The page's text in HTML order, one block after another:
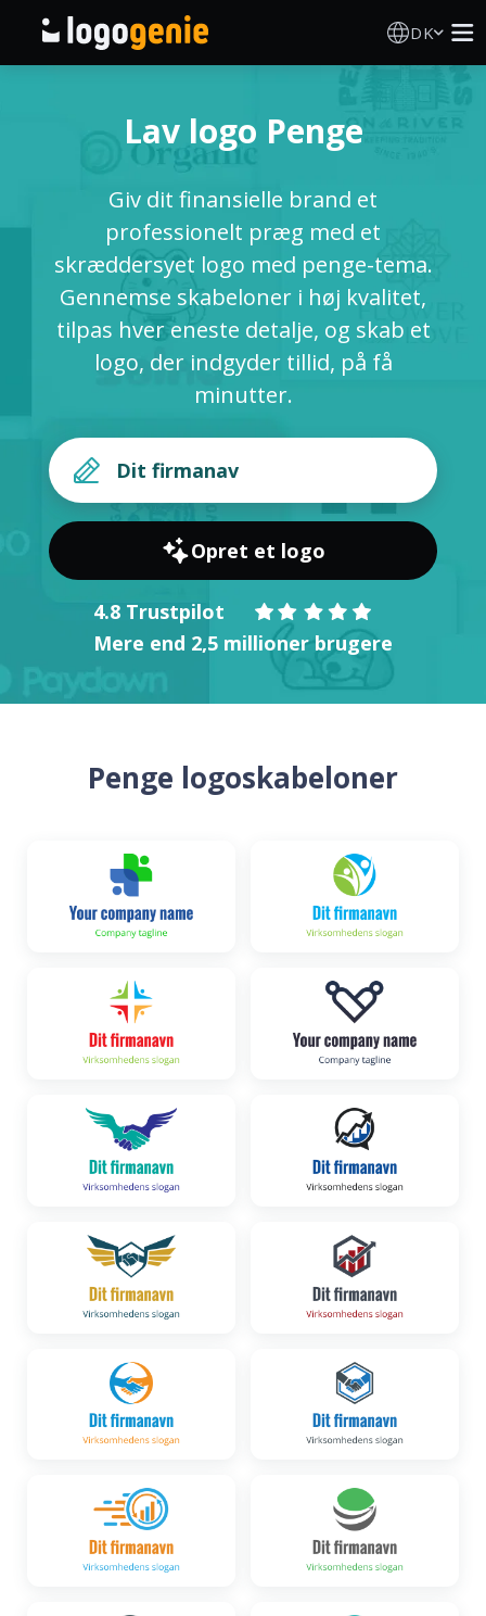
DK
AI logogenerator
Logoidéer
Trykte produkter
Om
LOG IND
Lav logo Penge
Giv dit finansielle brand et
professionelt præg med et
skræddersyet logo med penge-tema.
Gennemse skabeloner i høj kvalitet,
tilpas hver eneste detalje, og skab et
logo, der indgyder tillid, på få
minutter.
Opret et logo
4.8 Trustpilot
Mere end 2,5 millioner brugere
Penge logoskabeloner